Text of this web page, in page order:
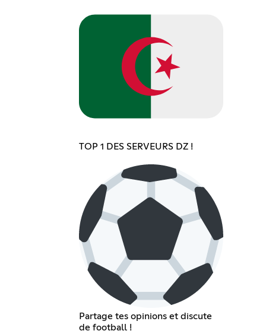
TOP 1 DES SERVEURS DZ !
Partage tes opinions et discute
de football !